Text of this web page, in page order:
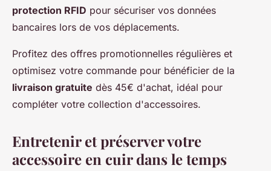
protection RFID pour sécuriser vos données
bancaires lors de vos déplacements.
Profitez des offres promotionnelles régulières et
optimisez votre commande pour bénéficier de la
livraison gratuite dès 45€ d'achat, idéal pour
compléter votre collection d'accessoires.
Entretenir et préserver votre
accessoire en cuir dans le temps